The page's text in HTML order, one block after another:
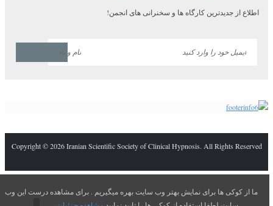
اطلاع از جدیدترین کارگاه ها و سخنرانی های انجمن!
Copyright © 2026 Iranian Scientific Society of Clinical Hypnosis. All Rights Reserved
ما از کوکی ها برای نمایش بهتر وب سایت بهره میگیریم . برای مشاهده درست این وب